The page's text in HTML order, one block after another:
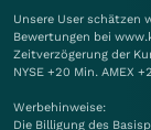
Unsere User schätzen
Bewertungen bei
Zeitverzögerung der
NYSE +20 Min. AMEX
Werbehinweise:
Die Billigung des